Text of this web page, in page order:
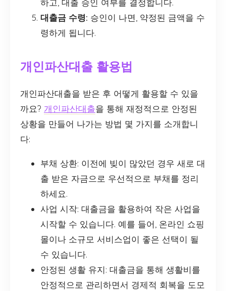
하고, 대출 승인 여부를 결정합니다.
대출금 수령: 승인이 나면, 약정된 금액을 수
령하게 됩니다.
개인파산대출 활용법
개인파산대출을 받은 후 어떻게 활용할 수 있을
까요? 개인파산대출을 통해 재정적으로 안정된
상황을 만들어 나가는 방법 몇 가지를 소개합니
다:
부채 상환: 이전에 빚이 많았던 경우 새로 대
출 받은 자금으로 우선적으로 부채를 정리
하세요.
사업 시작: 대출금을 활용하여 작은 사업을
시작할 수 있습니다. 예를 들어, 온라인 쇼핑
몰이나 소규모 서비스업이 좋은 선택이 될
수 있습니다.
안정된 생활 유지: 대출금을 통해 생활비를
안정적으로 관리하면서 경제적 회복을 도모